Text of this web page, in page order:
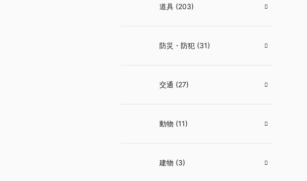
道具 (203)
防災・防犯 (31)
交通 (27)
動物 (11)
建物 (3)